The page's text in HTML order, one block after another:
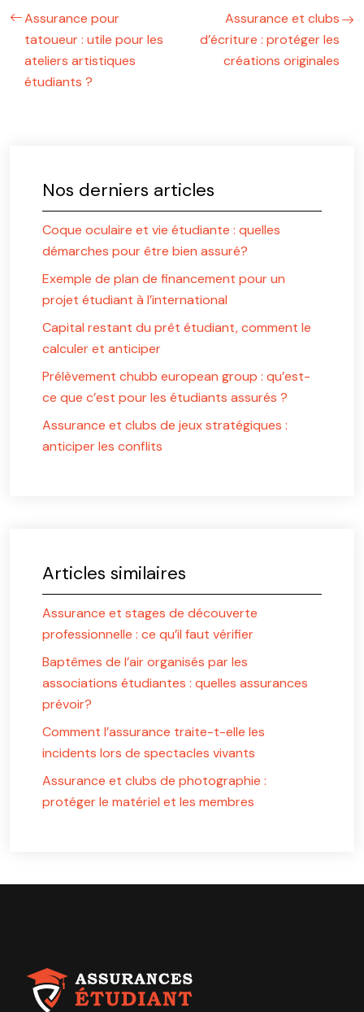
Assurance pour
tatoueur : utile pour les
ateliers artistiques
étudiants ?
Assurance et clubs
d’écriture : protéger les
créations originales
Nos derniers articles
Coque oculaire et vie étudiante : quelles
démarches pour être bien assuré?
Exemple de plan de financement pour un
projet étudiant à l’international
Capital restant du prêt étudiant, comment le
calculer et anticiper
Prélèvement chubb european group : qu’est-
ce que c’est pour les étudiants assurés ?
Assurance et clubs de jeux stratégiques :
anticiper les conflits
Articles similaires
Assurance et stages de découverte
professionnelle : ce qu’il faut vérifier
Baptêmes de l’air organisés par les
associations étudiantes : quelles assurances
prévoir?
Comment l’assurance traite-t-elle les
incidents lors de spectacles vivants
Assurance et clubs de photographie :
protéger le matériel et les membres